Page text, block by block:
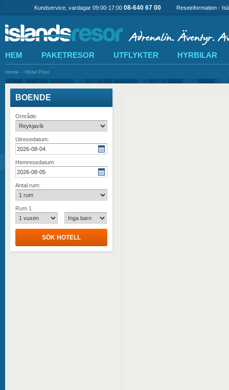
Home » Hótel Fron
BOENDE
Område:
Utresedatum:
Hemresedatum:
Antal rum:
Rum 1
SÖK HOTELL
HEM PAKETRESOR UTFLYKTER HYRBILAR
Reseinformation -
Kundservice, vardagar 09:00-17:00 08-640 67 00